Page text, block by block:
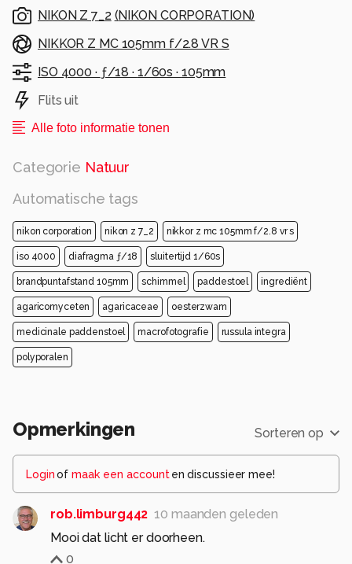
NIKON Z 7_2 (NIKON CORPORATION)
NIKKOR Z MC 105mm f/2.8 VR S
ISO 4000 · ƒ/18 · 1/60s · 105mm
Flits uit
Alle foto informatie tonen
Categorie Natuur
Automatische tags
nikon corporation nikon z 7_2 nikkor z mc 105mm f/2.8 vr s
iso 4000 diafragma ƒ/18 sluitertijd 1/60s
brandpuntafstand 105mm schimmel paddestoel ingrediënt
agaricomyceten agaricaceae oesterzwam
medicinale paddenstoel macrofotografie russula integra
polyporalen
Opmerkingen Sorteren op
Loginof maak een account en discussieer mee!
rob.limburg442 10 maanden geleden
Mooi dat licht er doorheen.
0